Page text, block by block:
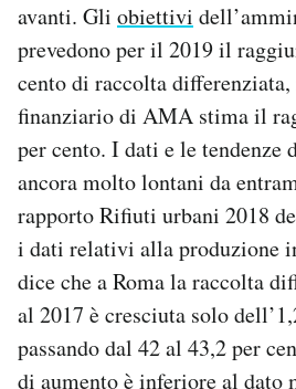
avanti. Gli obiettivi
prevedono per il 2019 il
cento di raccolta
finanziario di AMA stima il
per cento. I dati e le tendenze
ancora molto lontani da
rapporto Rifiuti urbani 2018
i dati relativi alla produzione
dice che a Roma la raccolta
al 2017 è cresciuta solo
passando dal 42 al 43,2 per
di aumento è inferiore al dato